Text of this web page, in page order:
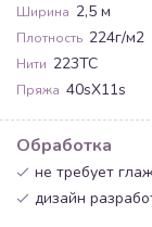
Ширина 2,5 м
Плотность 224г/м2
Нити 223TC
Пряжа 40sX11s
Обработка
не требует
дизайн